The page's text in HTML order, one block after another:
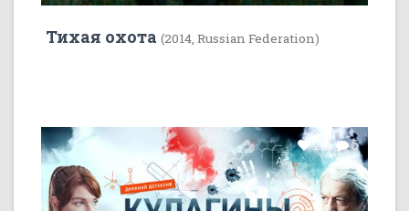
Тихая охота (2014, Russian Federation)
22 5